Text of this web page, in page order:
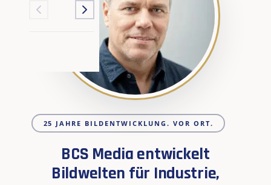
25 JAHRE BILDENTWICKLUNG. VOR ORT.
BCS Media entwickelt
Bildwelten für Industrie,